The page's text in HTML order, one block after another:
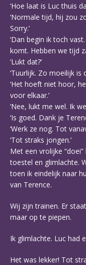
‘Hoe laat is Luc thuis
‘Normale tijd, hij zou
Sorry.’
‘Dan begin ik toch
komt. Hebben we tijd
‘Lukt dat?’
‘Tuurlijk. Zo moeilijk is
‘Het hoeft niet hoor,
voor elkaar.’
‘Nee, lukt me wel. Ik
‘Is goed. Dank je
‘Werk ze nog. Tot
‘Tot straks jongen.’
Met een vrolijke
toestel en glimlachte.
toen ik eindelijk naar
van Terence.
Wij zijn trainen. Er
maar op te piepen.
Ik glimlachte. Luc had
Het was lekker! Tot